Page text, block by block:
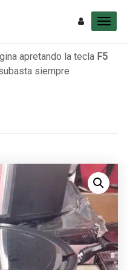
apretando la tecla F5
siempre